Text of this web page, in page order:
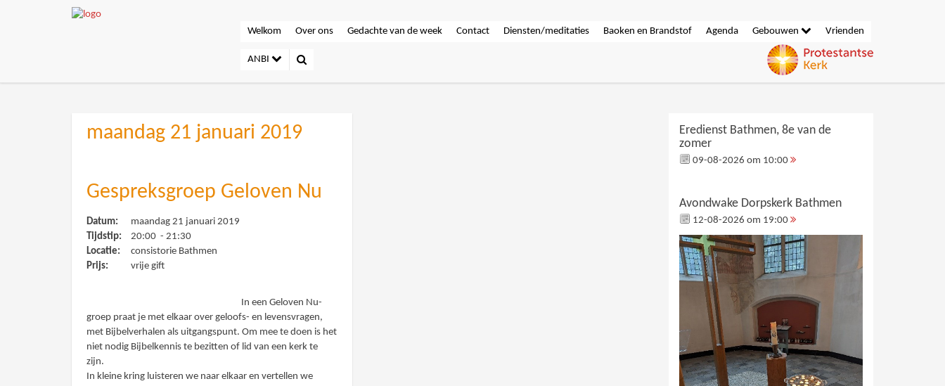
Welkom Over ons Gedachte van de week Contact Diensten/meditaties Baoken en Brandstof Agenda Gebouwen Vrienden
ANBI
maandag 21 januari 2019
Gespreksgroep Geloven Nu
Datum:
maandag 21 januari 2019
Tijdstip:
20:00 - 21:30
Locatie:
consistorie Bathmen
Prijs:
vrije gift
In een Geloven Nu-
groep praat je met elkaar over geloofs- en levensvragen,
met Bijbelverhalen als uitgangspunt. Om mee te doen is het
niet nodig Bijbelkennis te bezitten of lid van een kerk te
zijn.
In kleine kring luisteren we naar elkaar en vertellen we
Eredienst Bathmen, 8e van de
zomer
09-08-2026 om 10:00
Avondwake Dorpskerk Bathmen
12-08-2026 om 19:00